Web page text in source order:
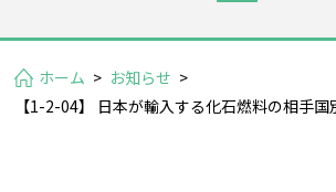
ホーム > お知らせ >
【1-2-04】 日本が輸入する化石燃料の相手国